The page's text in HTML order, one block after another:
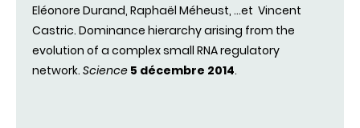
Eléonore Durand, Raphaël Méheust, …et Vincent
Castric. Dominance hierarchy arising from the
evolution of a complex small RNA regulatory
network. Science 5 décembre 2014.